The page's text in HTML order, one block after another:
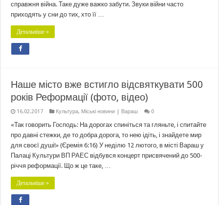
справжня війна. Таке дуже важко забути. Звуки війни часто
приходять у сни до тих, хто її …
Детальніше »
Наше місто вже встигло відсвяткувати 500
років Реформації (фото, відео)
16.02.2017 Культура, Міські новини | Вараш 0
«Так говорить Господь: На дорогах спиніться та гляньте, і спитайте
про давні стежки, де то добра дорога, то нею ідіть, і знайдете мир
для своєї душі!» (Єремія 6:16) У неділю 12 лютого, в місті Вараш у
Палаці Культури ВП РАЕС відбувся концерт присвячений до 500-
річчя реформації. Що ж це таке, …
Детальніше »